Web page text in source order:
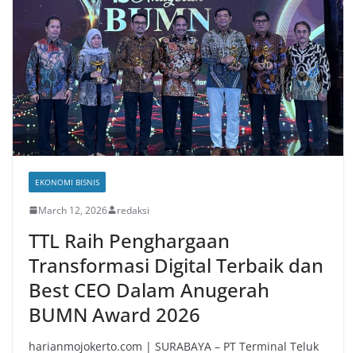
EKONOMI BISNIS
March 12, 2026 redaksi
TTL Raih Penghargaan
Transformasi Digital Terbaik dan
Best CEO Dalam Anugerah
BUMN Award 2026
harianmojokerto.com | SURABAYA – PT Terminal Teluk